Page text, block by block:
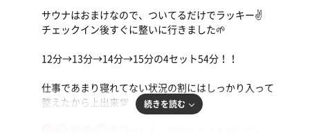
サウナはおまけなので、ついてるだけでラッキー✌️
チェックイン後すぐに整いに行きました🌱
12分→13分→14分→15分の4セット54分！！
仕事であまり寝れてない状況の割にはしっかり入って
整えたから上出来💯
続きを読む